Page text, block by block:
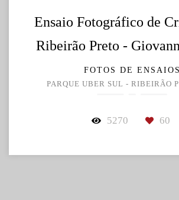
Ensaio Fotográfico de
Ribeirão Preto -
FOTOS DE ENSAIOS
PARQUE UBER SUL - RIBEIRÃO
5270 60